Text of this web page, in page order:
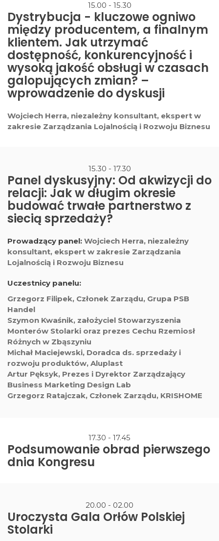
15.00 - 15.30
Dystrybucja - kluczowe ogniwo
między producentem, a finalnym
klientem. Jak utrzymać
dostępność, konkurencyjność i
wysoką jakość obsługi w czasach
galopujących zmian? –
wprowadzenie do dyskusji
Wojciech Herra, niezależny konsultant, ekspert w
zakresie Zarządzania Lojalnością i Rozwoju Biznesu
15.30 - 17.30
Panel dyskusyjny: Od akwizycji do
relacji: Jak w długim okresie
budować trwałe partnerstwo z
siecią sprzedaży?
Prowadzący panel: Wojciech Herra, niezależny
konsultant, ekspert w zakresie Zarządzania
Lojalnością i Rozwoju Biznesu
Uczestnicy panelu:
Grzegorz Filipek, Członek Zarządu, Grupa PSB
Handel
Szymon Kwaśnik, założyciel Stowarzyszenia
Monterów Stolarki oraz prezes Cechu Rzemiosł
Różnych w Zbąszyniu
Michał Maciejewski, Doradca ds. sprzedaży i
rozwoju produktów, Aluplast
Artur Pęksyk, Prezes i Dyrektor Zarządzający
Business Marketing Design Lab
Grzegorz Ratajczak, Członek Zarządu, KRISHOME
17.30 - 17.45
Podsumowanie obrad pierwszego
dnia Kongresu
20.00 - 02.00
Uroczysta Gala Orłów Polskiej
Stolarki